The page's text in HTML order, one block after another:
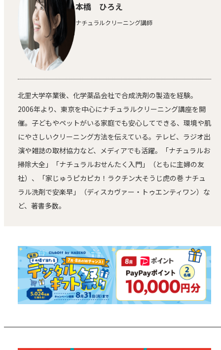
本橋 ひろえ
ナチュラルクリーニング講師
北里大学卒業後、化学薬品会社で合成洗剤の製造を経験。
2006年より、東京を中心にナチュラルクリーニング講座を開
催。子どもやペットがいる家庭でも安心してできる、環境や肌
にやさしいクリーニング方法を伝えている。テレビ、ラジオ出
演や雑誌の取材協力など、メディアでも活躍。「ナチュラルお
掃除大全」「ナチュラルおせんたく入門」（ともに主婦の友
社）、「家じゅうピカピカ！ラクチン大そうじ虎の巻 ナチュ
ラル洗剤で安楽早」（ディスカヴァー・トゥエンティワン）な
ど、著書多数。